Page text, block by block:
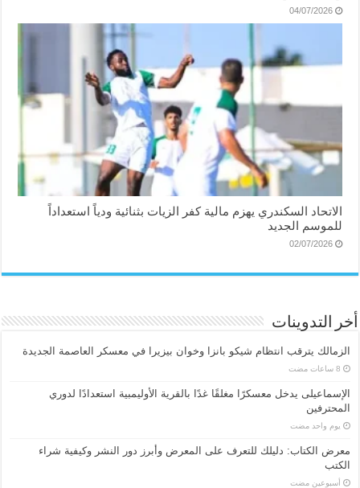
04/07/2026
الاتحاد السكندري يهزم مالية كفر الزيات بثنائية ودياً استعداداً
للموسم الجديد
02/07/2026
أخر التدوينات
الزمالك يترقب انتظام شيكو بانزا وخوان بيزيرا في معسكر العاصمة الجديدة
الإسماعیلی یدخل معسكرًا مغلقًا غدًا بالقرية الأوليمبية استعدادًا لدوري
المحترفين
‏يوم واحد مضت
معرض الكتاب: دليلك للتعرف على المعرض وأبرز دور النشر وكيفية شراء
الكتب
‏أسبوعين مضت